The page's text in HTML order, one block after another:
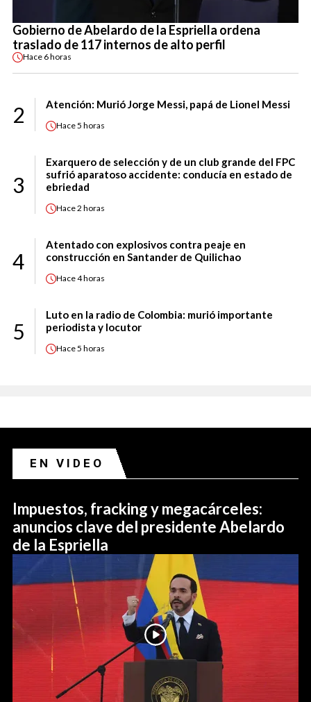
Gobierno de Abelardo de la Espriella ordena
traslado de 117 internos de alto perfil
Hace 6 horas
2 Atención: Murió Jorge Messi, papá de Lionel Messi
Hace5 horas
3
Exarquero de selección y de un club grande del FPC
sufrió aparatoso accidente: conducía en estado de
ebriedad
Hace2 horas
4
Atentado con explosivos contra peaje en
construcción en Santander de Quilichao
Hace4 horas
5
Luto en la radio de Colombia: murió importante
periodista y locutor
Hace5 horas
EN VIDEO
Impuestos, fracking y megacárceles:
anuncios clave del presidente Abelardo
de la Espriella